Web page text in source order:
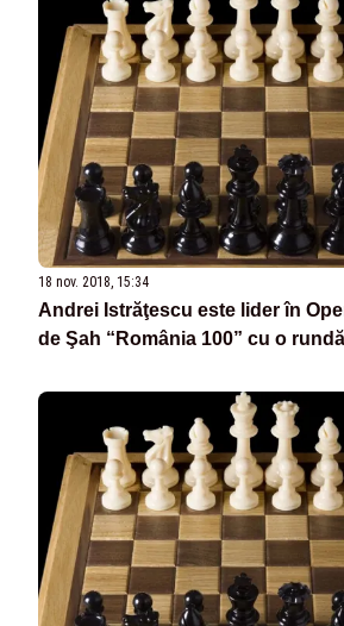
18 nov. 2018, 15:34
Andrei Istrăţescu este lider în
de Şah “România 100” cu o